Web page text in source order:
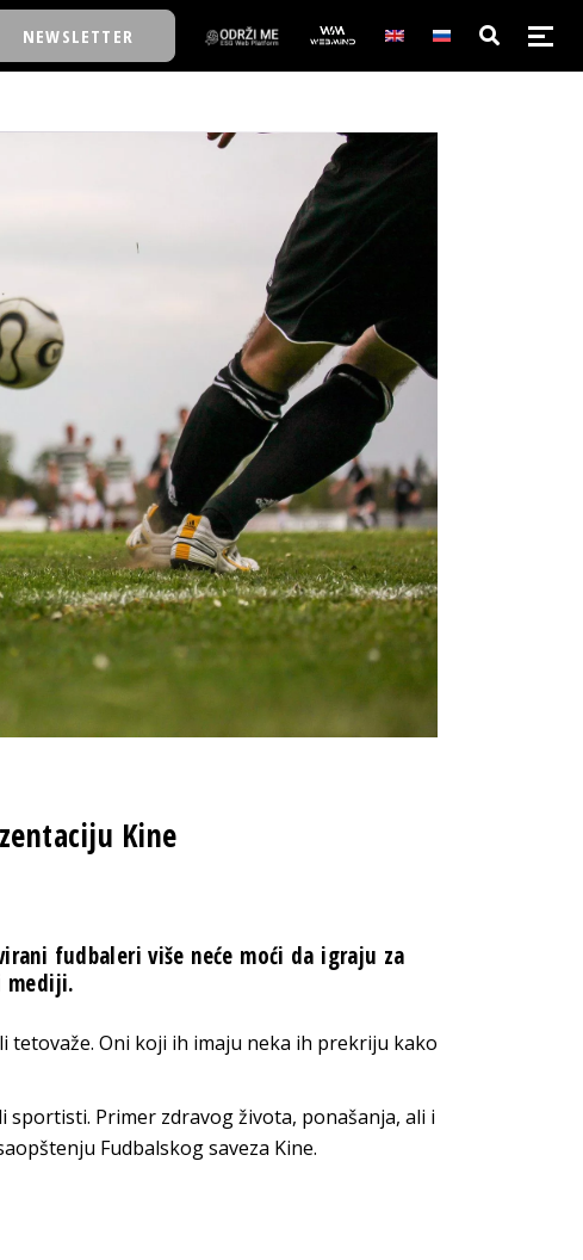
NEWSLETTER
Kine
fudbaleri više neće moći da igraju za
mediji.
tetovaže. Oni koji ih imaju neka ih prekriju kako
Primer zdravog života, ponašanja, ali i
Fudbalskog saveza Kine.